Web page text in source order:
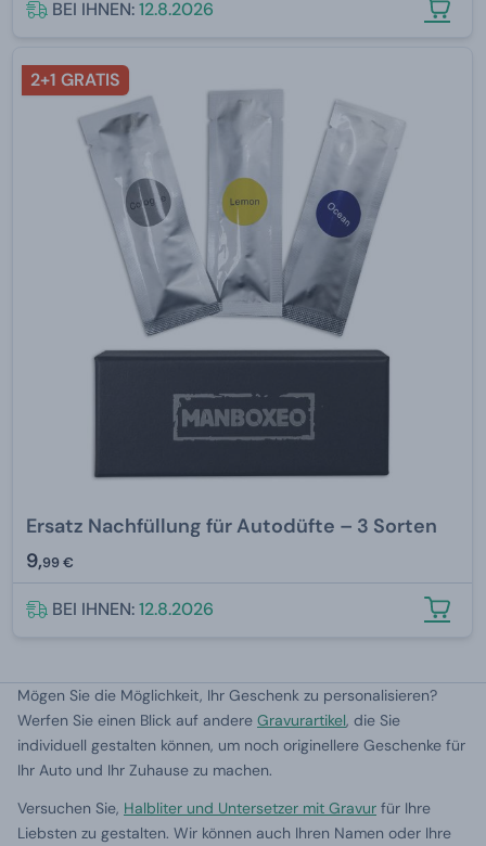
BEI IHNEN:12.8.2026
2+1 GRATIS
Ersatz Nachfüllung für Autodüfte – 3 Sorten
9,99 €
BEI IHNEN:12.8.2026
Mögen Sie die Möglichkeit, Ihr Geschenk zu personalisieren?
Werfen Sie einen Blick auf andere Gravurartikel, die Sie
individuell gestalten können, um noch originellere Geschenke für
Ihr Auto und Ihr Zuhause zu machen.
Versuchen Sie, Halbliter und Untersetzer mit Gravur für Ihre
Liebsten zu gestalten. Wir können auch Ihren Namen oder Ihre